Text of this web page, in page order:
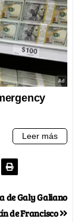
de Galy Galiano
de Francisco